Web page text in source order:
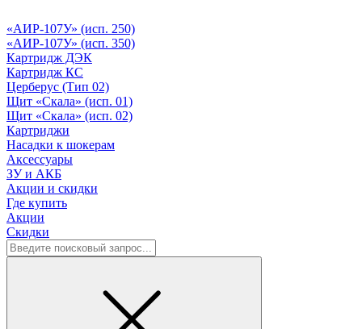
«АИР-107У» (исп. 250)
«АИР-107У» (исп. 350)
Картридж ДЭК
Картридж КС
Церберус (Тип 02)
Щит «Скала» (исп. 01)
Щит «Скала» (исп. 02)
Картриджи
Насадки к шокерам
Аксессуары
ЗУ и АКБ
Акции и скидки
Где купить
Акции
Скидки